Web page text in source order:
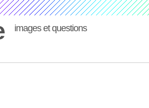
images et questions